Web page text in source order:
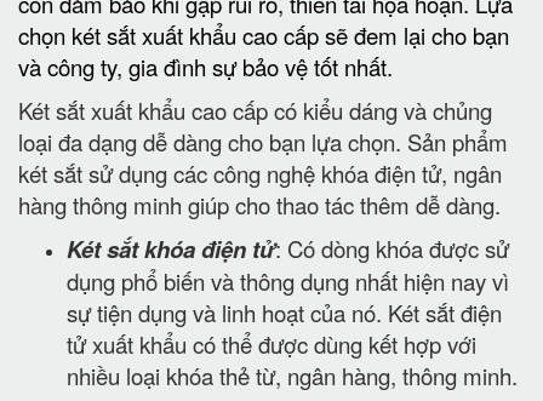
chọn két sắt xuất khẩu cao cấp sẽ đem lại cho bạn
và công ty, gia đình sự bảo vệ tốt nhất.
Két sắt xuất khẩu cao cấp có kiểu dáng và chủng
loại đa dạng dễ dàng cho bạn lựa chọn. Sản phẩm
két sắt sử dụng các công nghệ khóa điện tử, ngân
hàng thông minh giúp cho thao tác thêm dễ dàng.
Két sắt khóa điện tử: Có dòng khóa được sử
dụng phổ biến và thông dụng nhất hiện nay vì
sự tiện dụng và linh hoạt của nó. Két sắt điện
tử xuất khẩu có thể được dùng kết hợp với
nhiều loại khóa thẻ từ, ngân hàng, thông minh.